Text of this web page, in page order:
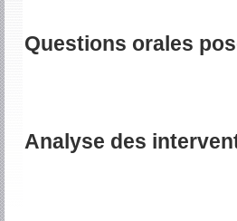
Questions orales
Analyse des